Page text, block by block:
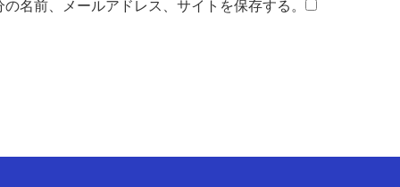
名前、メールアドレス、サイトを保存する。